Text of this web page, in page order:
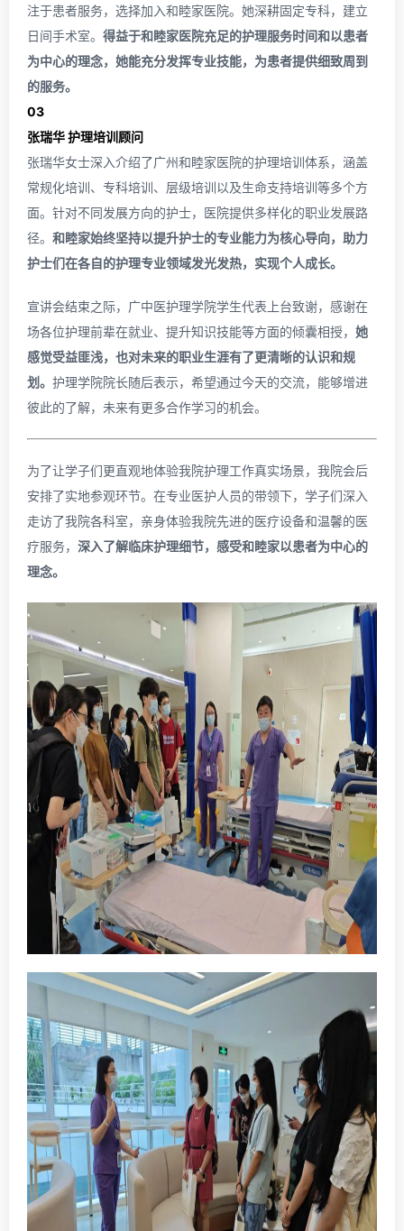
注于患者服务，选择加入和睦家医院。她深耕固定专科，建立
日间手术室。 得益于和睦家医院充足的护理服务时间和以患者
为中心的理念，她能充分发挥专业技能，为患者提供细致周到
的服务。
03
张瑞华 护理培训顾问
张瑞华女士深入介绍了广州和睦家医院的护理培训体系，涵盖
常规化培训、专科培训、层级培训以及生命支持培训等多个方
面。针对不同发展方向的护士，医院提供多样化的职业发展路
径。 和睦家始终坚持以提升护士的专业能力为核心导向，助力
护士们在各自的护理专业领域发光发热，实现个人成长。
宣讲会结束之际，广中医护理学院学生代表上台致谢，感谢在
场各位护理前辈在就业、提升知识技能等方面的倾囊相授， 她
感觉受益匪浅，也对未来的职业生涯有了更清晰的认识和规
划。 护理学院院长随后表示，希望通过今天的交流，能够增进
彼此的了解，未来有更多合作学习的机会。
为了让学子们更直观地体验我院护理工作真实场景，我院会后
安排了实地参观环节。在专业医护人员的带领下，学子们深入
走访了我院各科室，亲身体验我院先进的医疗设备和温馨的医
疗服务， 深入了解临床护理细节，感受和睦家以患者为中心的
理念。